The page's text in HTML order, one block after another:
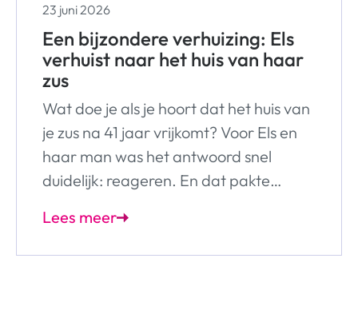
23 juni 2026
Een bijzondere verhuizing: Els
verhuist naar het huis van haar
zus
Wat doe je als je hoort dat het huis van
je zus na 41 jaar vrijkomt? Voor Els en
haar man was het antwoord snel
duidelijk: reageren. En dat pakte
Lees meer